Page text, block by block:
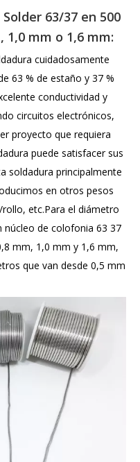
63/37 en 500
mm o 1,6 mm:
cuidadosamente
63 % de estaño y 37 %
conductividad y
circuitos electrónicos,
proyecto que requiera
puede satisfacer sus
soldadura principalmente
en otros pesos
etc.Para el diámetro
núcleo de colofonia 63 37
mm, 1,0 mm y 1,6 mm,
que van desde 0,5 mm